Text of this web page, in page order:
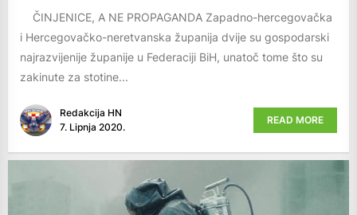
ČINJENICE, A NE PROPAGANDA Zapadno-hercegovačka
i Hercegovačko-neretvanska županija dvije su gospodarski
najrazvijenije županije u Federaciji BiH, unatoč tome što su
zakinute za stotine...
Redakcija HN
7. Lipnja 2020.
READ MORE